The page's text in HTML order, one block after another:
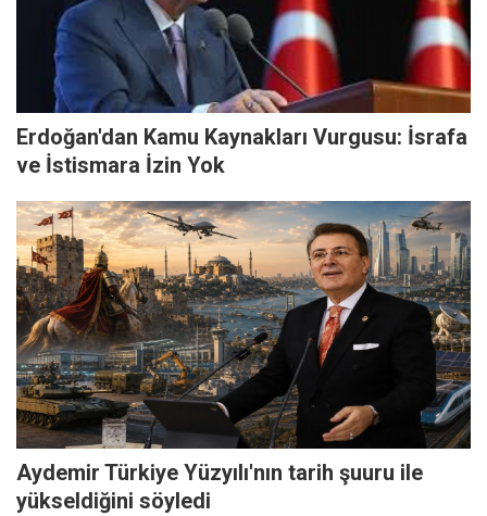
Erdoğan'dan Kamu Kaynakları Vurgusu: İsrafa
ve İstismara İzin Yok
Aydemir Türkiye Yüzyılı'nın tarih şuuru ile
yükseldiğini söyledi